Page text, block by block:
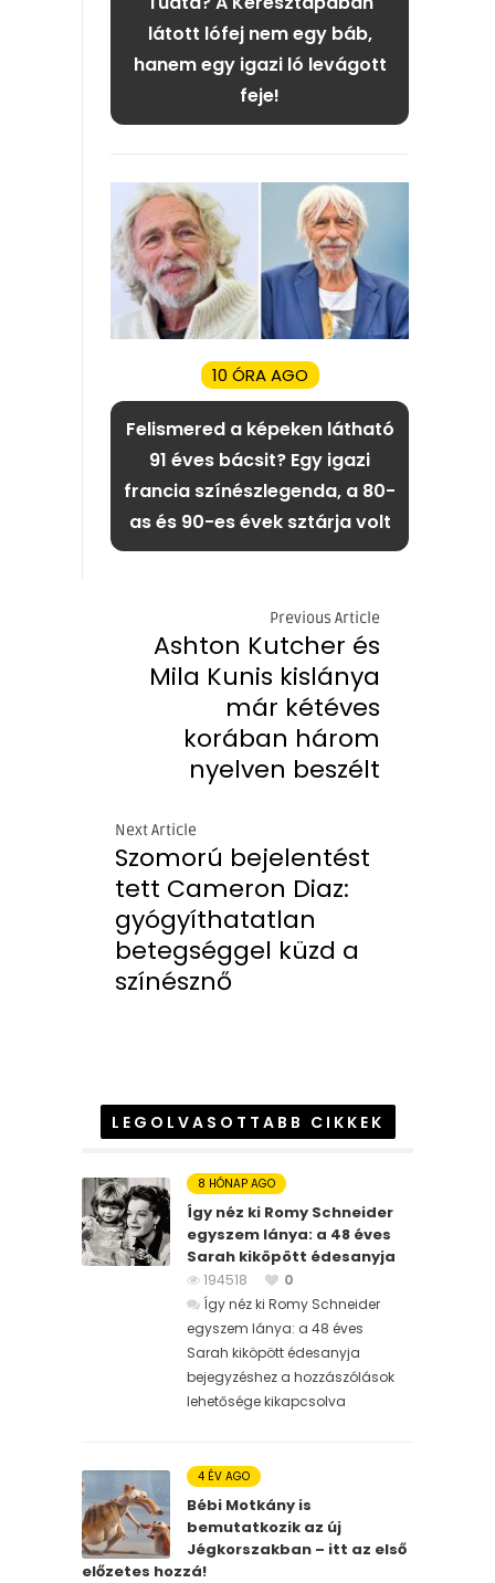
látott lófej nem egy báb,
hanem egy igazi ló levágott
feje!
10 ÓRA AGO
Felismered a képeken látható
91 éves bácsit? Egy igazi
francia színészlegenda, a 80-
as és 90-es évek sztárja volt
Previous Article
Ashton Kutcher és
Mila Kunis kislánya
már kétéves
korában három
nyelven beszélt
Next Article
Szomorú bejelentést
tett Cameron Diaz:
gyógyíthatatlan
betegséggel küzd a
színésznő
LEGOLVASOTTABB CIKKEK
8 HÓNAP AGO
Így néz ki Romy Schneider
egyszem lánya: a 48 éves
Sarah kiköpött édesanyja
194518
0
Így néz ki Romy Schneider
egyszem lánya: a 48 éves
Sarah kiköpött édesanyja
bejegyzéshez a hozzászólások
lehetősége kikapcsolva
4 ÉV AGO
Bébi Motkány is
bemutatkozik az új
Jégkorszakban – itt az első
előzetes hozzá!